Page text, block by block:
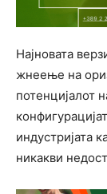
Најновата
жнеење на
потенцијалот
индустријата
никакви